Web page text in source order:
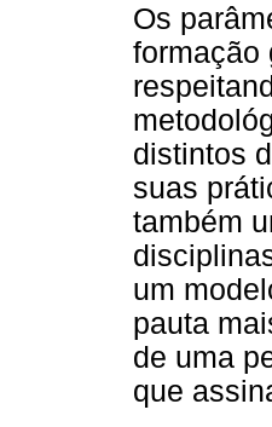
Os
formação
distintos
suas
também
um
pauta
de uma
que